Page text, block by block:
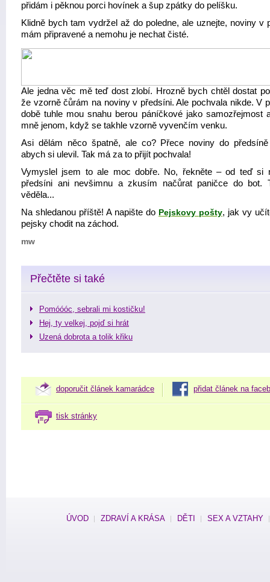
přidám i pěknou porci hovínek a šup zpátky do pelíšku.
Klidně bych tam vydržel až do poledne, ale uznejte, noviny v
mám připravené a nemohu je nechat čisté.
Ale jedna věc mě teď dost zlobí. Hrozně bych chtěl dostat
že vzorně čůrám na noviny v předsíni. Ale pochvala nikde. V
době tuhle mou snahu berou páníčkové jako samozřejmost
mně jenom, když se takhle vzorně vyvenčím venku.
Asi dělám něco špatně, ale co? Přece noviny do předsíně
abych si ulevil. Tak má za to přijít pochvala!
Vymyslel jsem to ale moc dobře. No, řekněte – od teď si
předsíni ani nevšimnu a zkusím načůrat paničce do bot.
věděla...
Na shledanou příště! A napište do Pejskovy pošty, jak vy
pejsky chodit na záchod.
mw
Přečtěte si také
Pomóóóc, sebrali mi kostičku!
Hej, ty velkej, pojď si hrát
Uzená dobrota a tolik křiku
doporučit článek kamarádce přidat článek na
tisk stránky
ÚVOD ZDRAVÍ A KRÁSA DĚTI SEX A VZTAHY